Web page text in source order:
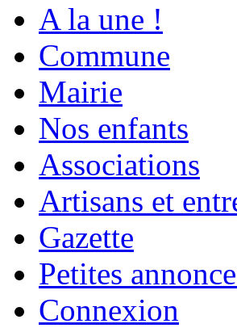
A la une !
Commune
Mairie
Nos enfants
Associations
Artisans et
Gazette
Petites
Connexion